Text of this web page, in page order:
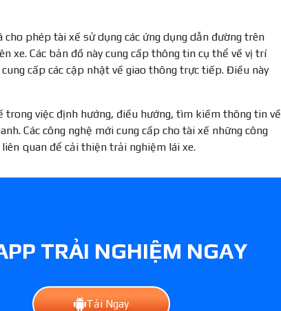
phép tài xế sử dụng các ứng dụng dẫn đường trên
xe. Các bản đồ này cung cấp thông tin cụ thể về vị trí
cấp các cập nhật về giao thông trực tiếp. Điều này
việc định hướng, điều hướng, tìm kiếm thông tin về
Các công nghệ mới cung cấp cho tài xế những công
quan để cải thiện trải nghiệm lái xe.
TRẢI NGHIỆM NGAY
Tải Ngay